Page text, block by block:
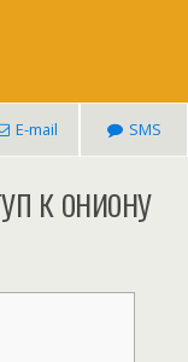
E-mail SMS
к ониону